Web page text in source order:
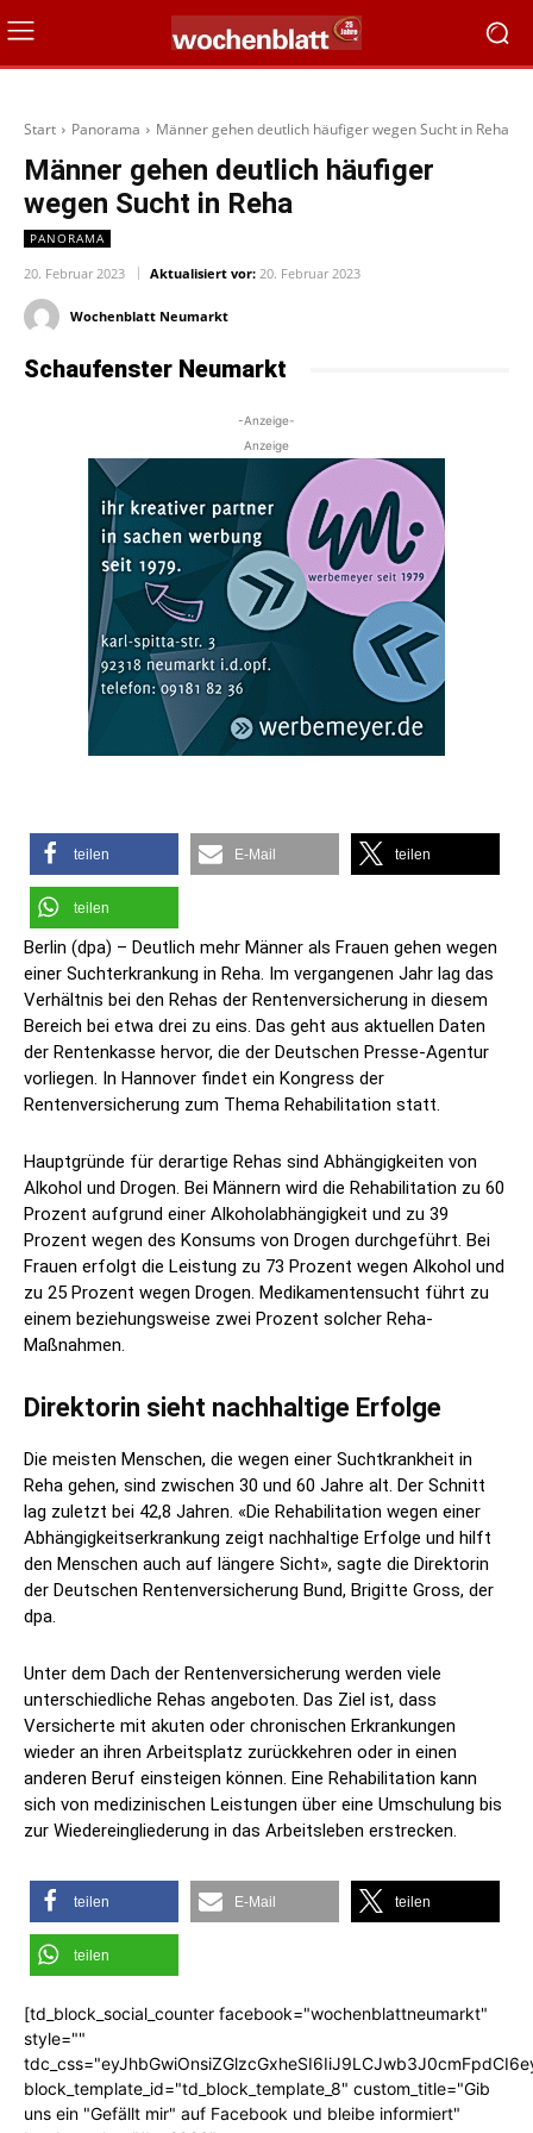
Start Panorama Männer gehen deutlich häufiger wegen Sucht in Reha
Männer gehen deutlich häufiger
wegen Sucht in Reha
PANORAMA
20. Februar 2023 Aktualisiert vor: 20. Februar 2023
Wochenblatt Neumarkt
Schaufenster Neumarkt
-Anzeige-
Anzeige
teilen E-Mail teilen
teilen
Berlin (dpa) – Deutlich mehr Männer als Frauen gehen wegen
einer Suchterkrankung in Reha. Im vergangenen Jahr lag das
Verhältnis bei den Rehas der Rentenversicherung in diesem
Bereich bei etwa drei zu eins. Das geht aus aktuellen Daten
der Rentenkasse hervor, die der Deutschen Presse-Agentur
vorliegen. In Hannover findet ein Kongress der
Rentenversicherung zum Thema Rehabilitation statt.
Hauptgründe für derartige Rehas sind Abhängigkeiten von
Alkohol und Drogen. Bei Männern wird die Rehabilitation zu 60
Prozent aufgrund einer Alkoholabhängigkeit und zu 39
Prozent wegen des Konsums von Drogen durchgeführt. Bei
Frauen erfolgt die Leistung zu 73 Prozent wegen Alkohol und
zu 25 Prozent wegen Drogen. Medikamentensucht führt zu
einem beziehungsweise zwei Prozent solcher Reha-
Maßnahmen.
Direktorin sieht nachhaltige Erfolge
Die meisten Menschen, die wegen einer Suchtkrankheit in
Reha gehen, sind zwischen 30 und 60 Jahre alt. Der Schnitt
lag zuletzt bei 42,8 Jahren. «Die Rehabilitation wegen einer
Abhängigkeitserkrankung zeigt nachhaltige Erfolge und hilft
den Menschen auch auf längere Sicht», sagte die Direktorin
der Deutschen Rentenversicherung Bund, Brigitte Gross, der
dpa.
Unter dem Dach der Rentenversicherung werden viele
unterschiedliche Rehas angeboten. Das Ziel ist, dass
Versicherte mit akuten oder chronischen Erkrankungen
wieder an ihren Arbeitsplatz zurückkehren oder in einen
anderen Beruf einsteigen können. Eine Rehabilitation kann
sich von medizinischen Leistungen über eine Umschulung bis
zur Wiedereingliederung in das Arbeitsleben erstrecken.
teilen E-Mail teilen
teilen
[td_block_social_counter facebook="wochenblattneumarkt"
style=""
block_template_id="td_block_template_8" custom_title="Gib
uns ein "Gefällt mir" auf Facebook und bleibe informiert"